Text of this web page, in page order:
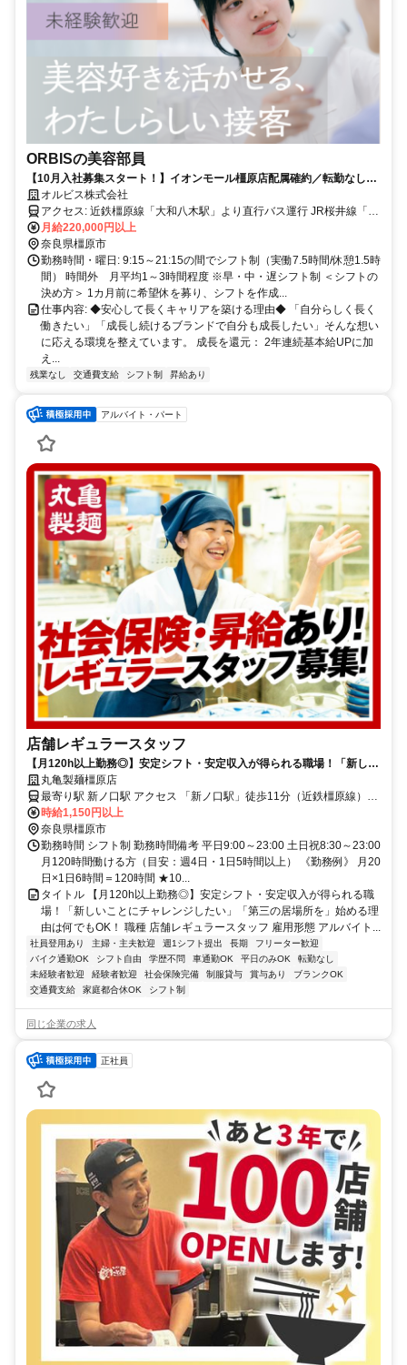
ORBISの美容部員
【10月入社募集スタート！】イオンモール橿原店配属確約／転勤なし／
マイカー通勤OK／業績好調・安定基盤で将来も安心♪定期的に働きやす
い環境を整えてます！ノルマなし×高い商品力で未経験も安心。産育休
取得率100％・残業ほぼなしで長く働けます。
オルビス株式会社
アクセス: 近鉄橿原線「大和八木駅」より直行バス運行 JR桜井線「金
橋駅」より徒歩10分
月給220,000円以上
奈良県橿原市
勤務時間・曜日: 9:15～21:15の間でシフト制（実働7.5時間/休憩1.5時
間） 時間外 月平均1～3時間程度 ※早・中・遅シフト制 ＜シフトの
決め方＞ 1カ月前に希望休を募り、シフトを作成...
仕事内容: ◆安心して長くキャリアを築ける理由◆ 「自分らしく長く
働きたい」「成長し続けるブランドで自分も成長したい」そんな想い
に応える環境を整えています。 成長を還元： 2年連続基本給UPに加
え...
残業なし 交通費支給 シフト制 昇給あり
アルバイト・パート
店舗レギュラースタッフ
【月120h以上勤務◎】安定シフト・安定収入が得られる職場！「新しい
ことにチャレンジしたい」「第三の居場所を」始める理由は何でもOK！
丸亀製麺橿原店
最寄り駅 新ノ口駅 アクセス 「新ノ口駅」徒歩11分（近鉄橿原線）
「大和八木駅」徒歩13分（近鉄大阪線・橿原線） ★車・バイク通勤
OK！ガソリン代も規定支給！ ★自転車通勤も可！（駐輪場料金は自
己負担、店にある場合は利用可）
時給1,150円以上
奈良県橿原市
勤務時間 シフト制 勤務時間備考 平日9:00～23:00 土日祝8:30～23:00
月120時間働ける方（目安：週4日・1日5時間以上） 《勤務例》 月20
日×1日6時間＝120時間 ★10...
タイトル 【月120h以上勤務◎】安定シフト・安定収入が得られる職
場！「新しいことにチャレンジしたい」「第三の居場所を」始める理
由は何でもOK！ 職種 店舗レギュラースタッフ 雇用形態 アルバイト...
社員登用あり 主婦・主夫歓迎 週1シフト提出 長期
フリーター歓迎
バイク通勤OK
シフト自由 学歴不問 車通勤OK 平日のみOK
転勤なし
未経験者歓迎
経験者歓迎 社会保険完備 制服貸与 賞与あり
ブランクOK
交通費支給
家庭都合休OK シフト制
同じ企業の求人
正社員